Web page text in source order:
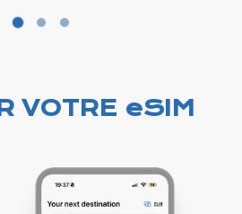
VOTRE eSIM